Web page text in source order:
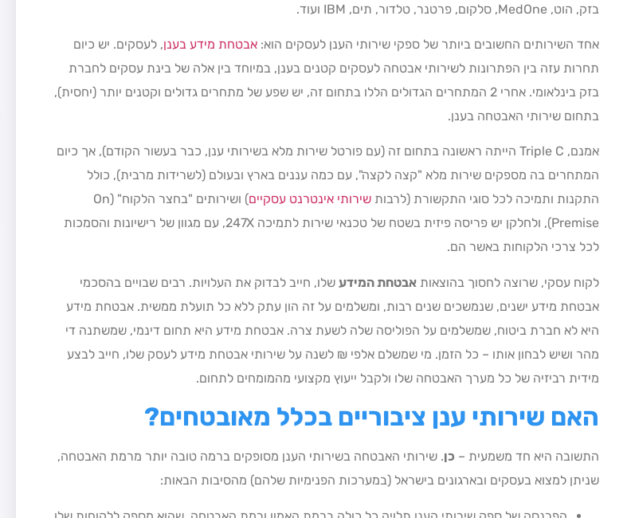
בזק, הוט, MedOne, סלקום, פרטנר, טלדור, תים, IBM ועוד.
אחד השירותים החשובים ביותר של ספקי שירותי הענן לעסקים הוא: אבטחת מידע בענן, לעסקים. יש כיום
תחרות עזה בין הפתרונות לשירותי אבטחה לעסקים קטנים בענן, במיוחד בין אלה של בינת עסקים לחברת
בזק בינלאומי. אחרי 2 המתחרים הגדולים הללו בתחום זה, יש שפע של מתחרים גדולים וקטנים יותר (יחסית),
בתחום שירותי האבטחה בענן.
אמנם, Triple C הייתה ראשונה בתחום זה (עם פורטל שירות מלא בשירותי ענן, כבר בעשור הקודם), אך כיום
המתחרים בה מספקים שירות מלא "קצה לקצה", עם כמה עננים בארץ ובעולם (לשרידות מרבית), כולל
התקנות ותמיכה לכל סוגי התקשורת (לרבות שירותי אינטרנט עסקיים
) ושירותים "בחצר הלקוח" (On
Premise), ולחלקן יש פריסה פיזית בשטח של טכנאי שירות לתמיכה 247X, עם מגוון של רישיונות והסמכות
לכל צרכי הלקוחות באשר הם.
לקוח עסקי, שרוצה לחסוך בהוצאות אבטחת המידע שלו, חייב לבדוק את העלויות. רבים שבויים בהסכמי
אבטחת מידע ישנים, שנמשכים שנים רבות, ומשלמים על זה הון עתק ללא כל תועלת ממשית. אבטחת מידע
היא לא חברת ביטוח, שמשלמים על הפוליסה שלה לשעת צרה. אבטחת מידע היא תחום דינמי, שמשתנה די
מהר ושיש לבחון אותו – כל הזמן. מי שמשלם אלפי ₪ לשנה על שירותי אבטחת מידע לעסק שלו, חייב לבצע
מידית רביזיה של כל מערך האבטחה שלו ולקבל ייעוץ מקצועי מהמומחים לתחום.
האם שירותי ענן ציבוריים בכלל מאובטחים?
התשובה היא חד משמעית – כן. שירותי האבטחה בשירותי הענן מסופקים ברמה טובה יותר מרמת האבטחה,
שניתן למצוא בעסקים ובארגונים בישראל (במערכות הפנימיות שלהם) מהסיבות הבאות: